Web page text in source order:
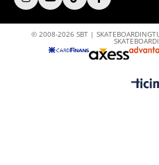
© 2008-2026 SBT |